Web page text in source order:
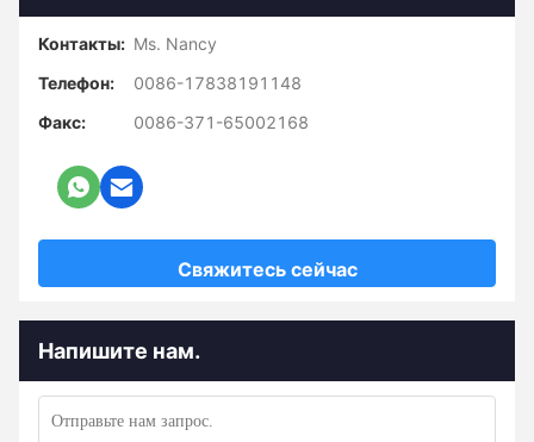
Контакты: Ms. Nancy
Телефон:
0086-17838191148
Факс:
0086-371-65002168
Свяжитесь сейчас
Напишите нам.